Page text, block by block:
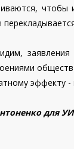
чтобы
эффекту -
для